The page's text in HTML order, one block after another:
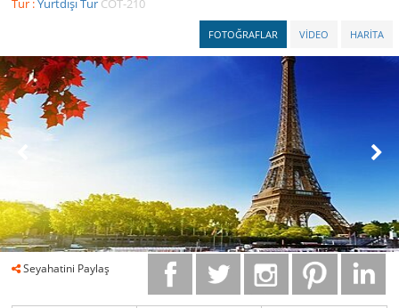
Tur :Yurtdışı Tur COT-210
HARİTA
VİDEO
FOTOĞRAFLAR
Seyahatini Paylaş